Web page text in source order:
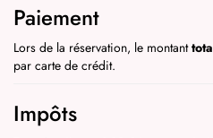
Paiement
Lors de la réservation, le montant
par carte de crédit.
Impôts